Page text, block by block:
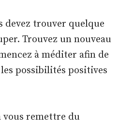
devez trouver quelque
Trouvez un nouveau
à méditer afin de
possibilités positives
vous remettre du